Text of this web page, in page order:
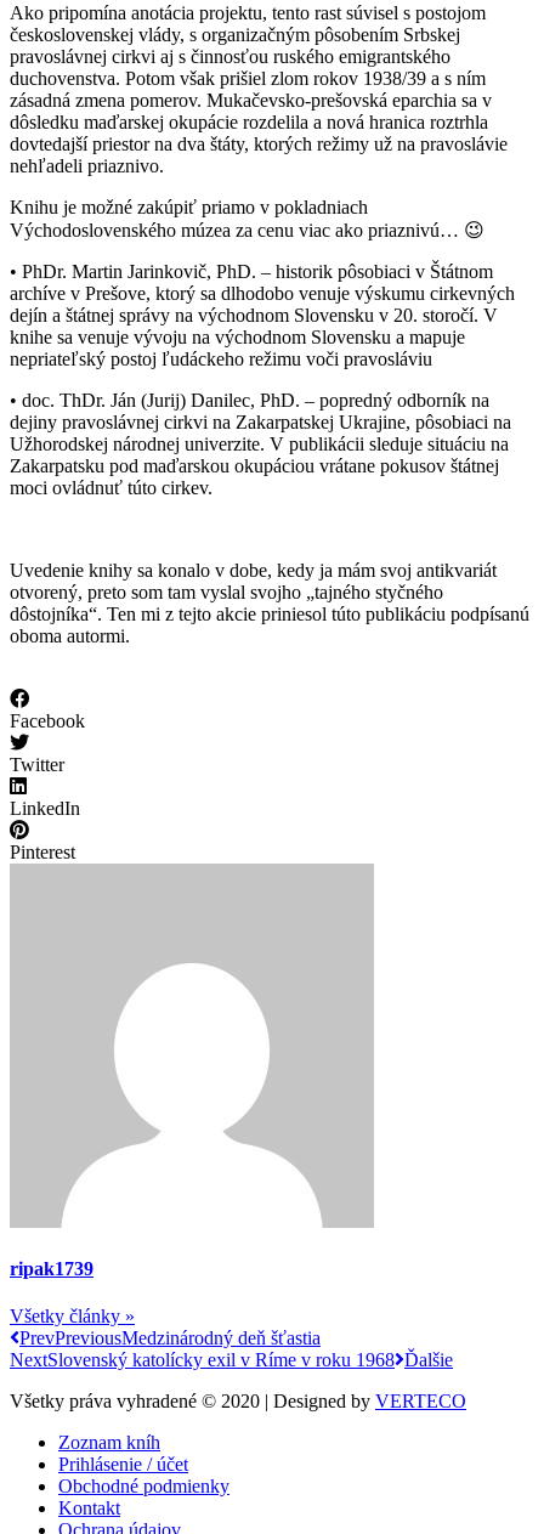
Ako pripomína anotácia projektu, tento rast súvisel s postojom
československej vlády, s organizačným pôsobením Srbskej
pravoslávnej cirkvi aj s činnosťou ruského emigrantského
duchovenstva. Potom však prišiel zlom rokov 1938/39 a s ním
zásadná zmena pomerov. Mukačevsko-prešovská eparchia sa v
dôsledku maďarskej okupácie rozdelila a nová hranica roztrhla
dovtedajší priestor na dva štáty, ktorých režimy už na pravoslávie
nehľadeli priaznivo.
Knihu je možné zakúpiť priamo v pokladniach
Východoslovenského múzea za cenu viac ako priaznivú… 😉
• PhDr. Martin Jarinkovič, PhD. – historik pôsobiaci v Štátnom
archíve v Prešove, ktorý sa dlhodobo venuje výskumu cirkevných
dejín a štátnej správy na východnom Slovensku v 20. storočí. V
knihe sa venuje vývoju na východnom Slovensku a mapuje
nepriateľský postoj ľudáckeho režimu voči pravosláviu
• doc. ThDr. Ján (Jurij) Danilec, PhD. – popredný odborník na
dejiny pravoslávnej cirkvi na Zakarpatskej Ukrajine, pôsobiaci na
Užhorodskej národnej univerzite. V publikácii sleduje situáciu na
Zakarpatsku pod maďarskou okupáciou vrátane pokusov štátnej
moci ovládnuť túto cirkev.
Uvedenie knihy sa konalo v dobe, kedy ja mám svoj antikvariát
otvorený, preto som tam vyslal svojho „tajného styčného
dôstojníka“. Ten mi z tejto akcie priniesol túto publikáciu podpísanú
oboma autormi.
Facebook
Twitter
LinkedIn
Pinterest
ripak1739
Všetky články »
PrevPreviousMedzinárodný deň šťastia
NextSlovenský katolícky exil v Ríme v roku 1968 Ďalšie
Všetky práva vyhradené © 2020 | Designed by VERTECO
Zoznam kníh
Prihlásenie / účet
Obchodné podmienky
Kontakt